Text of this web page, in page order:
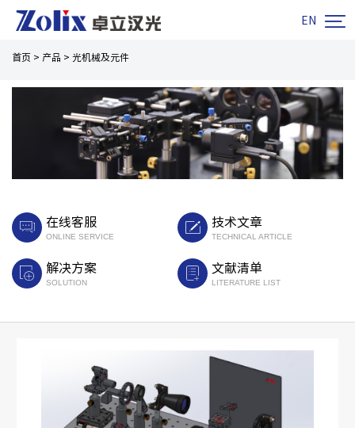
EN 
首页 > 产品 > 光机械及元件
在线客服
ONLINE SERVICE
技术文章
TECHNICAL ARTICLE
解决方案
SOLUTION
文献清单
LITERATURE LIST